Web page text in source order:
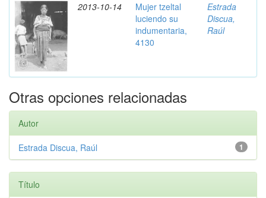
2013-10-14
Mujer tzeltal
luciendo su
indumentaria,
4130
Estrada
Discua,
Raúl
Otras opciones relacionadas
Autor
1
Estrada Discua, Raúl
Título